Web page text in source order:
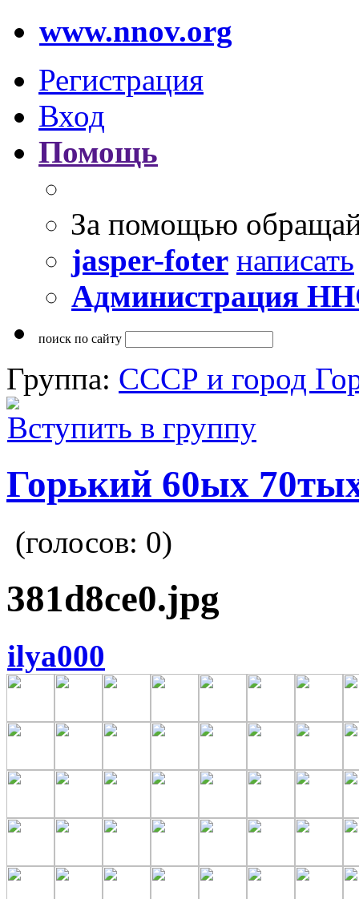
www.nnov.org
Регистрация
Вход
Помощь
За помощью
jasper-foter написать
Администрация
поиск по сайту
Группа: СССР и город
Вступить в группу
Горький 60ых
(голосов: 0)
381d8ce0.jpg
ilya000